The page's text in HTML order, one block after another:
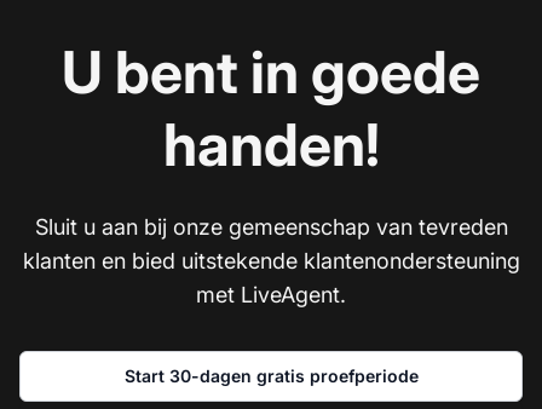
U bent in goede
handen!
Sluit u aan bij onze gemeenschap van tevreden
klanten en bied uitstekende klantenondersteuning
met LiveAgent.
Start 30-dagen gratis proefperiode